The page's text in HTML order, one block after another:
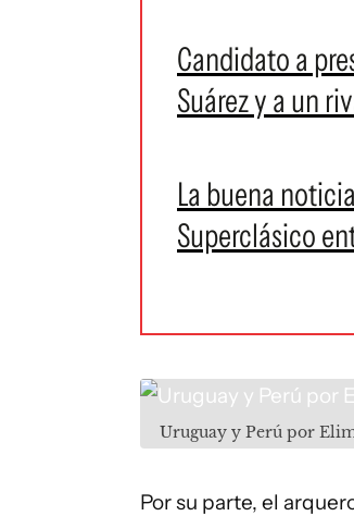
Candidato a
Suárez y a un
La buena
Superclásico
Uruguay y Perú por
Por su parte, el